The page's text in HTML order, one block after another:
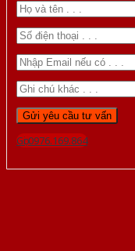
Gọi 0976.169.864